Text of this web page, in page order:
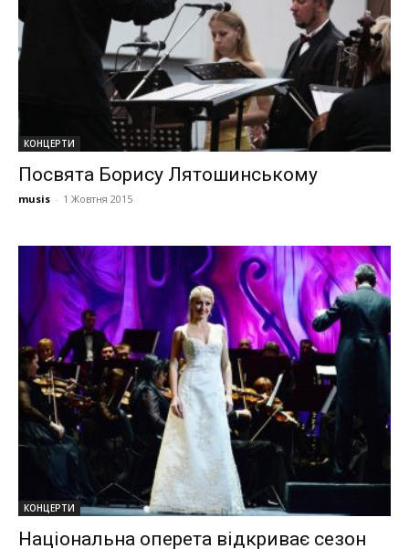
КОНЦЕРТИ
Посвята Борису Лятошинському
musis - 1 Жовтня 2015
КОНЦЕРТИ
Національна оперета відкриває сезон